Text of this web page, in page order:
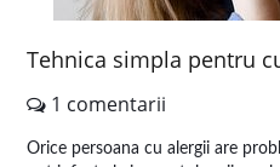
Tehnica simpla pentru
1 comentarii
Orice persoana cu alergii are